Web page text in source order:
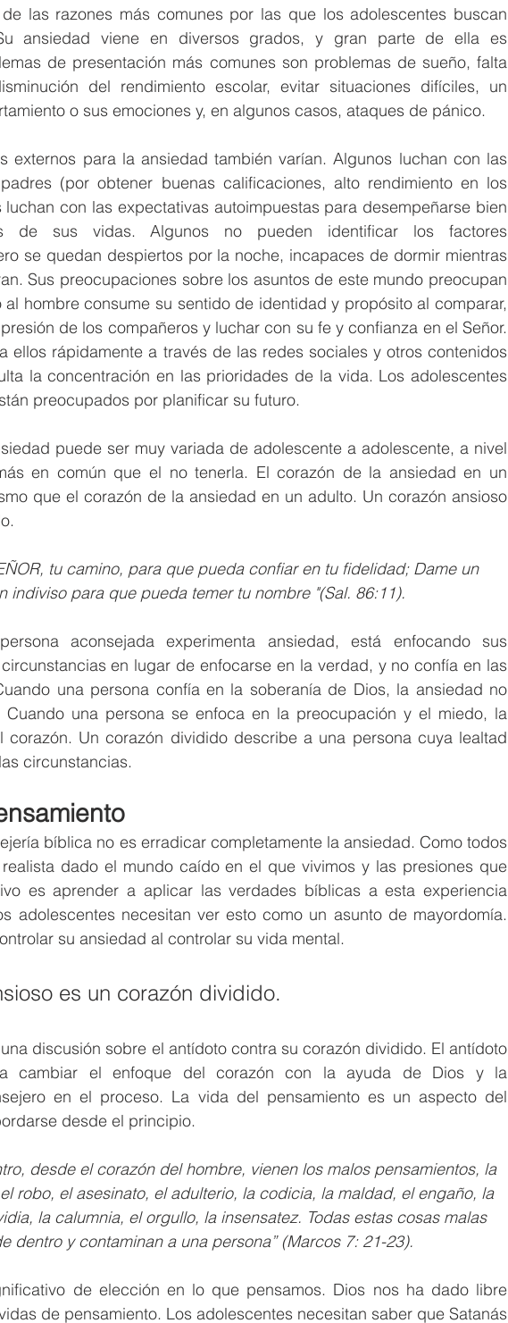
las razones más comunes por las que los adolescentes buscan
ansiedad viene en diversos grados, y gran parte de ella es
de presentación más comunes son problemas de sueño, falta
del rendimiento escolar, evitar situaciones difíciles, un
o sus emociones y, en algunos casos, ataques de pánico.
externos para la ansiedad también varían. Algunos luchan con las
(por obtener buenas calificaciones, alto rendimiento en los
con las expectativas autoimpuestas para desempeñarse bien
de sus vidas. Algunos no pueden identificar los factores
se quedan despiertos por la noche, incapaces de dormir mientras
Sus preocupaciones sobre los asuntos de este mundo preocupan
al hombre consume su sentido de identidad y propósito al comparar,
de los compañeros y luchar con su fe y confianza en el Señor.
ellos rápidamente a través de las redes sociales y otros contenidos
la concentración en las prioridades de la vida. Los adolescentes
preocupados por planificar su futuro.
puede ser muy variada de adolescente a adolescente, a nivel
en común que el no tenerla. El corazón de la ansiedad en un
que el corazón de la ansiedad en un adulto. Un corazón ansioso
tu camino, para que pueda confiar en tu fidelidad; Dame un
indiviso para que pueda temer tu nombre "(Sal. 86:11).
aconsejada experimenta ansiedad, está enfocando sus
en lugar de enfocarse en la verdad, y no confía en las
una persona confía en la soberanía de Dios, la ansiedad no
Cuando una persona se enfoca en la preocupación y el miedo, la
corazón. Un corazón dividido describe a una persona cuya lealtad
circunstancias.
bíblica no es erradicar completamente la ansiedad. Como todos
dado el mundo caído en el que vivimos y las presiones que
es aprender a aplicar las verdades bíblicas a esta experiencia
adolescentes necesitan ver esto como un asunto de mayordomía.
su ansiedad al controlar su vida mental.
es un corazón dividido.
discusión sobre el antídoto contra su corazón dividido. El antídoto
a cambiar el enfoque del corazón con la ayuda de Dios y la
en el proceso. La vida del pensamiento es un aspecto del
desde el principio.
desde el corazón del hombre, vienen los malos pensamientos, la
robo, el asesinato, el adulterio, la codicia, la maldad, el engaño, la
la calumnia, el orgullo, la insensatez. Todas estas cosas malas
dentro y contaminan a una persona” (Marcos 7: 21-23).
de elección en lo que pensamos. Dios nos ha dado libre
de pensamiento. Los adolescentes necesitan saber que Satanás